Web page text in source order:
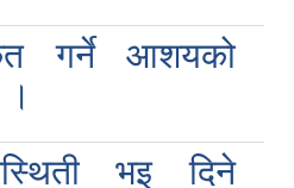
गर्ने आशयको
भइ दिने